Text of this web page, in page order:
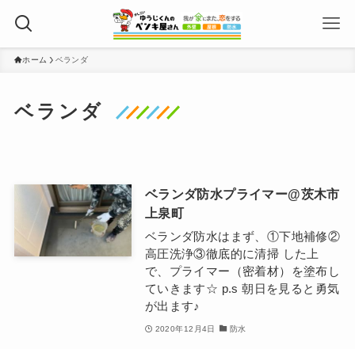
ホーム ベランダ
ベランダ
ベランダ防水プライマー@茨木市
上泉町
ベランダ防水はまず、①下地補修②
高圧洗浄③徹底的に清掃 した上
で、プライマー（密着材）を塗布し
ていきます☆ p.s 朝日を見ると勇気
が出ます♪
2020年12月4日 防水